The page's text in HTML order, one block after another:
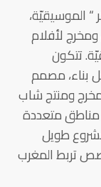
“ الموسيقيّة،
ومخرج لأفلام
تتكون
بناء، مصمم
ومنتج شاب
مناطق متعددة
طويل
تربط المغرب